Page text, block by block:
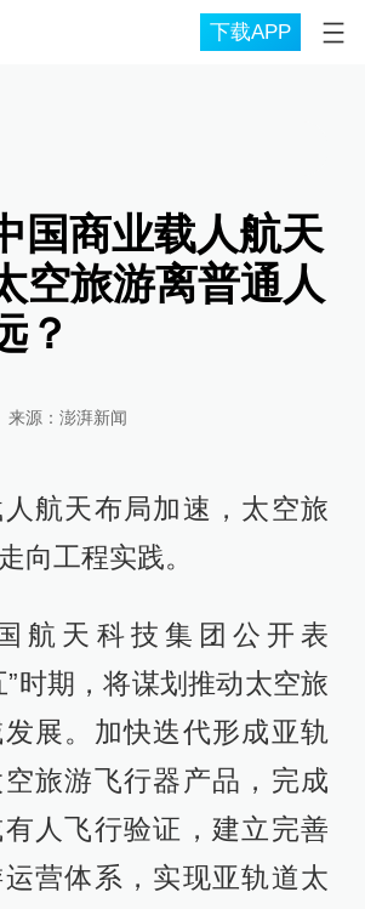
下载APP
国商业载人航天
空旅游离普通人
？
来源： 澎湃新闻
航天布局加速，太空旅
向工程实践。
航天科技集团公开表
”时期，将谋划推动太空旅
展。加快迭代形成亚轨
旅游飞行器产品，完成
人飞行验证，建立完善
营体系，实现亚轨道太